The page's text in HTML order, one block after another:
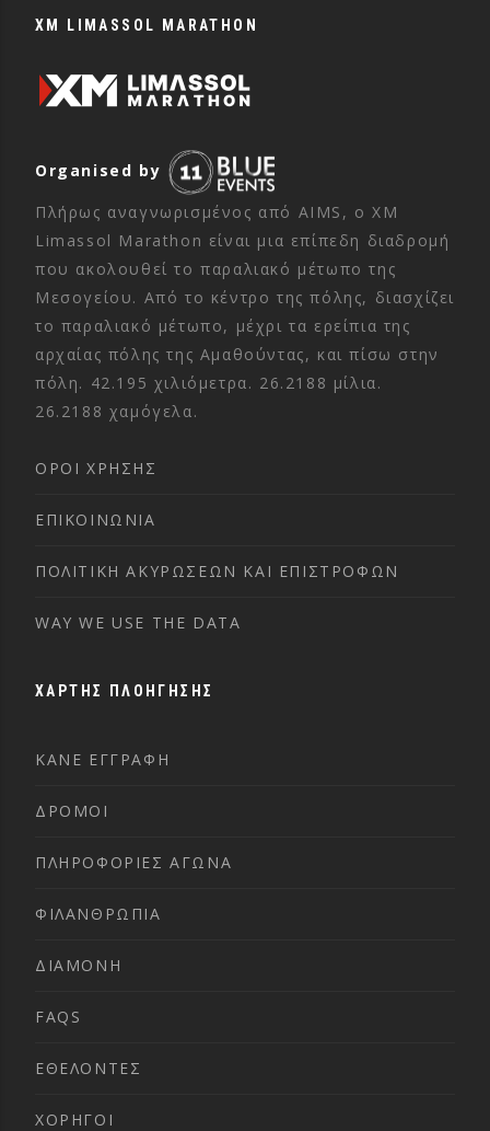
XM LIMASSOL MARATHON
Organised by
Πλήρως αναγνωρισμένος από AIMS, ο XM
Limassol Marathon είναι μια επίπεδη διαδρομή
που ακολουθεί το παραλιακό μέτωπο της
Μεσογείου. Από το κέντρο της πόλης, διασχίζει
το παραλιακό μέτωπο, μέχρι τα ερείπια της
αρχαίας πόλης της Αμαθούντας, και πίσω στην
πόλη. 42.195 χιλιόμετρα. 26.2188 μίλια.
26.2188 χαμόγελα.
ΌΡΟΙ ΧΡΉΣΗΣ
ΕΠΙΚΟΙΝΩΝΊΑ
ΠΟΛΙΤΙΚΉ ΑΚΥΡΏΣΕΩΝ ΚΑΙ ΕΠΙΣΤΡΟΦΏΝ
WAY WE USE THE DATA
ΧΑΡΤΗΣ ΠΛΟΗΓΗΣΗΣ
ΚΑΝΕ ΕΓΓΡΑΦΗ
ΔΡΟΜΟΙ
ΠΛΗΡΟΦΟΡΙΕΣ ΑΓΩΝΑ
ΦΙΛΑΝΘΡΩΠΙΑ
ΔΙΑΜΟΝΗ
FAQS
ΕΘΕΛΟΝΤΕΣ
ΧΟΡΗΓΟΙ